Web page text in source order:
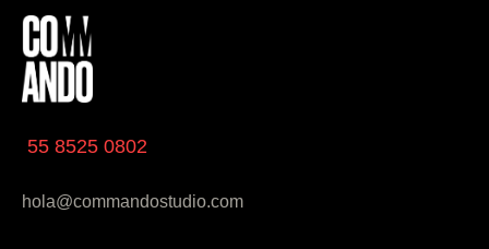
55 8525 0802
hola@commandostudio.com